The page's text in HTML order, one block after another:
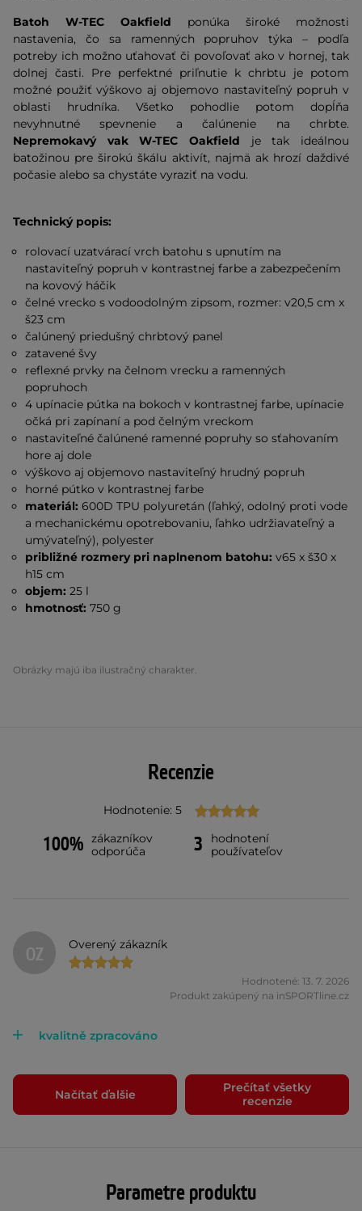
Batoh W-TEC Oakfield ponúka široké možnosti
nastavenia, čo sa ramenných popruhov týka – podľa
potreby ich možno uťahovať či povoľovať ako v hornej, tak
dolnej časti. Pre perfektné priľnutie k chrbtu je potom
možné použiť výškovo aj objemovo nastaviteľný popruh v
oblasti hrudníka. Všetko pohodlie potom dopĺňa
nevyhnutné spevnenie a čalúnenie na chrbte.
Nepremokavý vak W-TEC Oakfield je tak ideálnou
batožinou pre širokú škálu aktivít, najmä ak hrozí daždivé
počasie alebo sa chystáte vyraziť na vodu.
Technický popis:
rolovací uzatvárací vrch batohu s upnutím na
nastaviteľný popruh v kontrastnej farbe a zabezpečením
na kovový háčik
čelné vrecko s vodoodolným zipsom, rozmer: v20,5 cm x
š23 cm
čalúnený priedušný chrbtový panel
zatavené švy
reflexné prvky na čelnom vrecku a ramenných
popruhoch
4 upínacie pútka na bokoch v kontrastnej farbe, upínacie
očká pri zapínaní a pod čelným vreckom
nastaviteľné čalúnené ramenné popruhy so sťahovaním
hore aj dole
výškovo aj objemovo nastaviteľný hrudný popruh
horné pútko v kontrastnej farbe
materiál: 600D TPU polyuretán (ľahký, odolný proti vode
a mechanickému opotrebovaniu, ľahko udržiavateľný a
umývateľný), polyester
približné rozmery pri naplnenom batohu: v65 x š30 x
h15 cm
objem: 25 l
hmotnosť: 750 g
Obrázky majú iba ilustračný charakter.
Recenzie
Hodnotenie: 5
100% zákazníkov
odporúča
3
hodnotení
používateľov
OZ Overený zákazník
Hodnotené: 13. 7. 2026
Produkt zakúpený na inSPORTline.cz
kvalitně zpracováno
Načítať ďalšie
Prečítať všetky
recenzie
Parametre produktu